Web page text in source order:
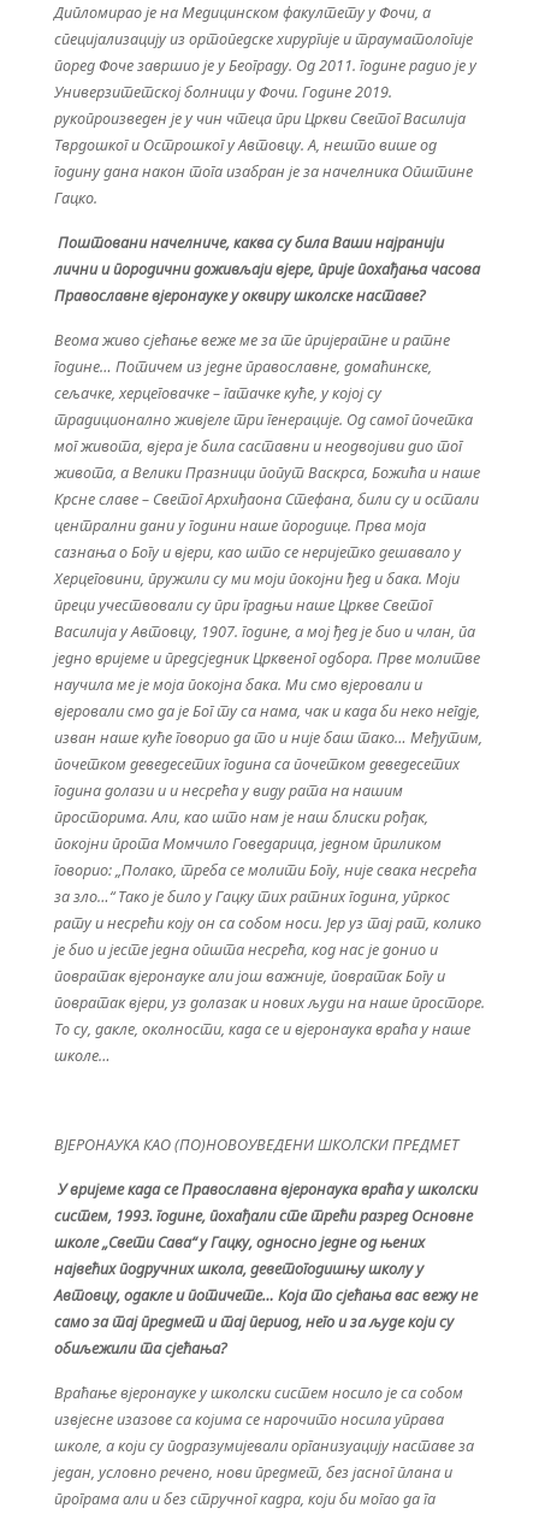
Дипломирао је на Медицинском факултету у Фочи, а
специјализацију из ортопедске хирургије и трауматологије
поред Фоче завршио је у Београду. Од 2011. године радио је у
Универзитетској болници у Фочи. Године 2019.
рукопроизведен је у чин чтеца при Цркви Светог Василија
Тврдошког и Острошког у Автовцу. А, нешто више од
годину дана након тога изабран је за начелника Општине
Гацко.
Поштовани начелниче, каква су била Ваши најранији
лични и породични доживљаји вјере, прије похађања часова
Православне вјеронауке у оквиру школске наставе?
Веома живо сјећање веже ме за те пријератне и ратне
године… Потичем из једне православне, домаћинске,
сељачке, херцеговачке – гатачке куће, у којој су
традиционално живјеле три генерације. Од самог почетка
мог живота, вјера је била саставни и неодвојиви дио тог
живота, а Велики Празници попут Васкрса, Божића и наше
Крсне славе – Светог Архиђаона Стефана, били су и остали
централни дани у години наше породице. Прва моја
сазнања о Богу и вјери, као што се неријетко дешавало у
Херцеговини, пружили су ми моји покојни ђед и бака. Моји
преци учествовали су при градњи наше Цркве Светог
Василија у Автовцу, 1907. године, а мој ђед је био и члан, па
једно вријеме и предсједник Црквеног одбора. Прве молитве
научила ме је моја покојна бака. Ми смо вјеровали и
вјеровали смо да је Бог ту са нама, чак и када би неко негдје,
изван наше куће говорио да то и није баш тако… Међутим,
почетком деведесетих година са почетком деведесетих
година долази и и несрећа у виду рата на нашим
просторима. Али, као што нам је наш блиски рођак,
покојни прота Момчило Говедарица, једном приликом
говорио: „Полако, треба се молити Богу, није свака несрећа
за зло…“ Тако јебило у Гацку тих ратних година, упркос
рату и несрећи коју он са собом носи. Јер уз тај рат, колико
је био и јесте једна општа несрећа, код нас је донио и
повратак вјеронауке али још важније, повратак Богу и
повратак вјери, уз долазак и нових људи на наше просторе.
То су, дакле, околности, када се и вјеронаука враћа у наше
школе…
ВЈЕРОНАУКА КАО (ПО)НОВОУВЕДЕНИ ШКОЛСКИ ПРЕДМЕТ
У вријеме када се Православна вјеронаука враћа у школски
систем, 1993. године, похађали сте трећи разред Основне
школе „Свети Сава“ у Гацку, односно једне од њених
највећих подручних школа, деветогодишњу школу у
Автовцу, одакле и потичете… Која то сјећања вас вежу не
само за тај предмет и тај период, него и за људе који су
обиљежили та сјећања?
Враћање вјеронауке у школски систем носило је са собом
извјесне изазове са којима се нарочито носила управа
школе, а који су подразумијевали организуацију наставе за
један, условно речено, нови предмет, без јасног плана и
програма али и без стручног кадра, који би могао да га